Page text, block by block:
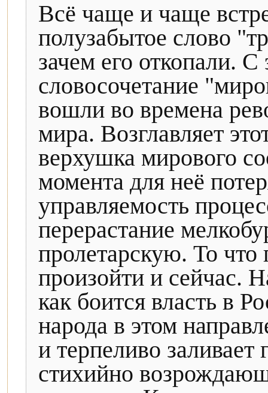
Всё чаще и чаще
полузабытое слово
зачем его откопали.
словосочетание
вошли во времена
мира. Возглавляет
верхушка мирового
момента для неё
управляемость
перерастание
пролетарскую. То
произойти и сейчас.
как боится власть в
народа в этом
и терпеливо
стихийно